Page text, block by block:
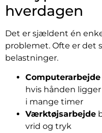
hverdagen
Det er sjældent én
problemet. Ofte er det
belastninger.
Computerarbejde
hvis hånden
i mange timer
Værktøjsarbejde
vrid og tryk